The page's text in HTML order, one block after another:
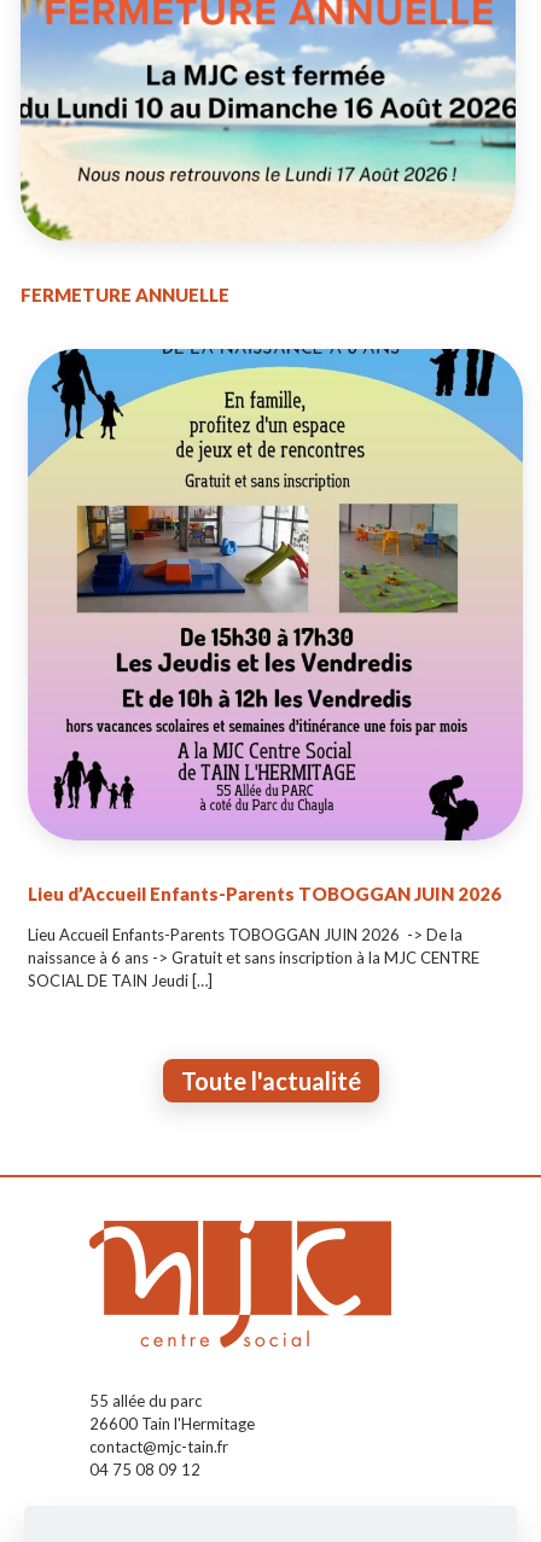
FERMETURE ANNUELLE
Lieu d’Accueil Enfants-Parents TOBOGGAN JUIN 2026
Lieu Accueil Enfants-Parents TOBOGGAN JUIN 2026 -> De la
naissance à 6 ans -> Gratuit et sans inscription à la MJC CENTRE
SOCIAL DE TAIN Jeudi […]
Toute l'actualité
55 allée du parc
26600 Tain l'Hermitage
contact@mjc-tain.fr
04 75 08 09 12